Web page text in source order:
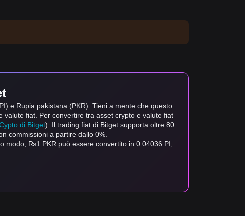
e Rupia pakistana (PKR). Tieni a mente che questo
fiat. Per convertire tra asset crypto e valute fiat
di Bitget). Il trading fiat di Bitget supporta oltre 80
commissioni a partire dallo 0%.
modo, ₨1 PKR può essere convertito in 0.04036 PI,